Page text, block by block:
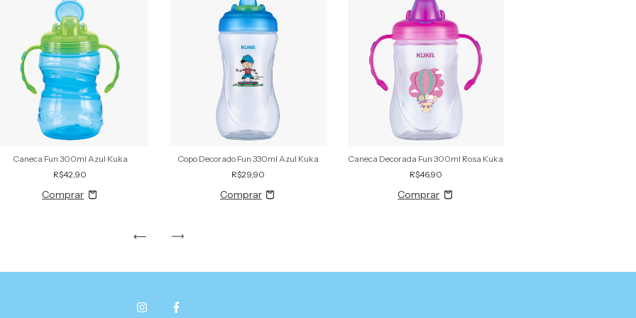
Caneca Fun 300ml Azul Kuka
R$42,90
Copo Decorado Fun 330ml Azul Kuka
R$29,90
Caneca Decorada Fun 300ml Rosa Kuka
R$46,90